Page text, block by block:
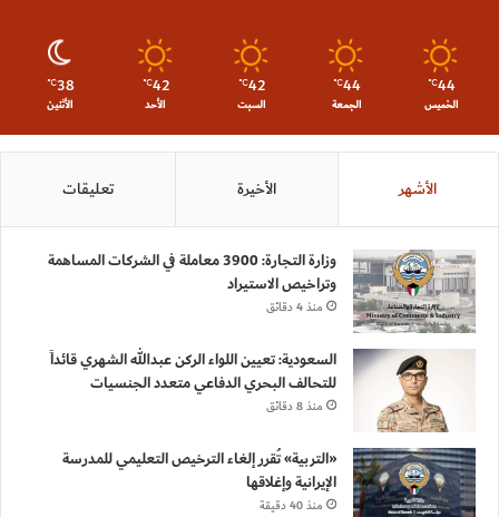
44
℃
الخميس
44
℃
الجمعة
42
℃
السبت
42
℃
الأحد
38
℃
الأثنين
الأشهر الأخيرة تعليقات
وزارة التجارة: 3900 معاملة في الشركات المساهمة
وتراخيص الاستيراد
منذ 4 دقائق
السعودية: تعيين اللواء الركن عبدالله الشهري قائداً
للتحالف البحري الدفاعي متعدد الجنسيات
منذ 8 دقائق
«التربية» تُقرر إلغاء الترخيص التعليمي للمدرسة
الإيرانية وإغلاقها
منذ 40 دقيقة